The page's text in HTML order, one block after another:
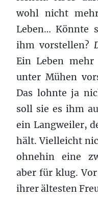
wohl nicht
Leben… Könnte
ihm vorstellen?
Ein Leben
unter Mühen
Das lohnte ja
soll sie es ihm
ein Langweiler,
hält. Vielleicht
ohnehin eine
aber für klug.
ihrer ältesten